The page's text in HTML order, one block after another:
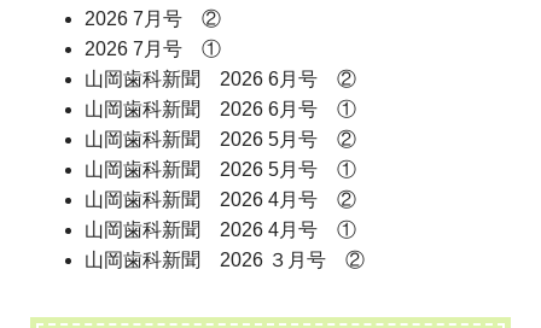
2026 7月号 ②
2026 7月号 ①
山岡歯科新聞 2026 6月号 ②
山岡歯科新聞 2026 6月号 ①
山岡歯科新聞 2026 5月号 ②
山岡歯科新聞 2026 5月号 ①
山岡歯科新聞 2026 4月号 ②
山岡歯科新聞 2026 4月号 ①
山岡歯科新聞 2026 ３月号 ②